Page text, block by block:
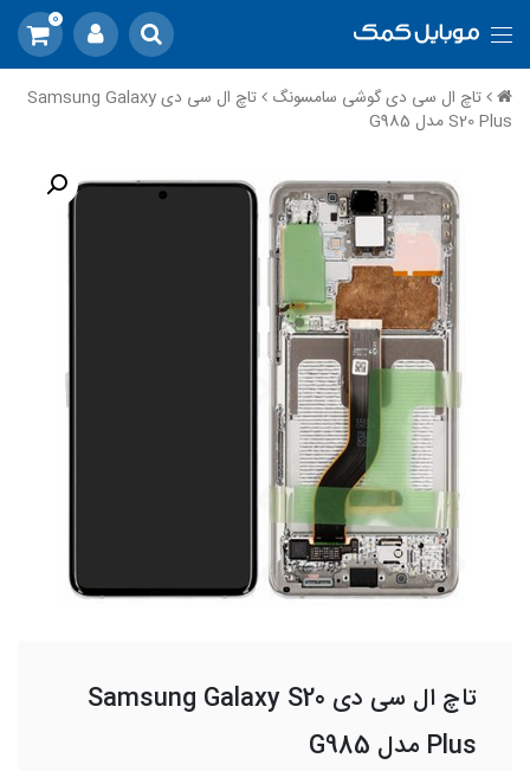
0
تاچ ال سی دی گوشی سامسونگ
تاچ ال سی دی Samsung Galaxy
S20 Plus مدل G985
تاچ ال سی دی Samsung Galaxy S20
Plus مدل G985